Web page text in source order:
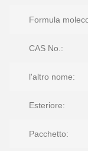
Formula
CAS No.:
l'altro nome:
Esteriore:
Pacchetto: